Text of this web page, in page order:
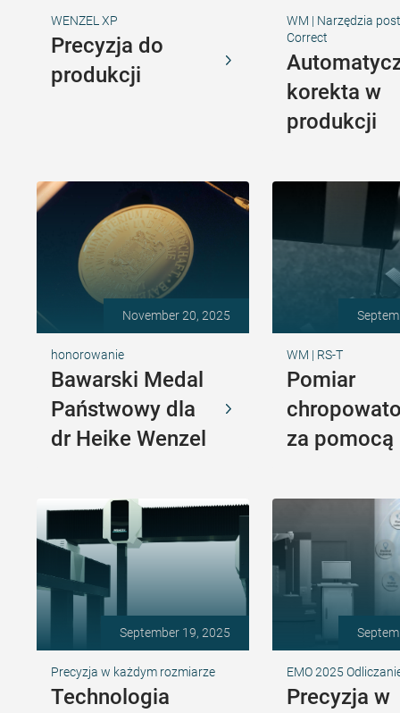
WENZEL XP
Precyzja do
produkcji
WM | Narzędzia
Correct
korekta w
produkcji
November 20, 2025
honorowanie
Bawarski Medal
Państwowy dla
dr Heike Wenzel
WM | RS-T
Pomiar
za pomocą
September 19, 2025
Precyzja w każdym rozmiarze
Technologia
EMO 2025
Precyzja w